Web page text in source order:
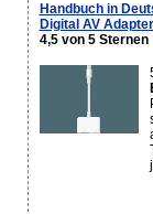
Handbuch in
Digital AV Adapter
4,5 von 5 Sternen